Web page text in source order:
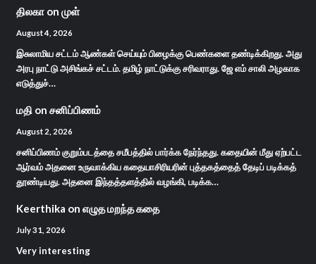
திலகா on முள்
August 4, 2026
இசுலாமிய சட்டம் ஆண்கள் செய்யும் பிழைக்கு பெண்களை தண்டிக்கிறது. அது
அரபு நாட்டு அசிங்கச் சட்டம். தமிழ் நாட்டுக்கு சரிவராது. ஜே எம் சாலி அழகாக
எடுத்துச்…
மதி on சனிப்பிணம்
August 2, 2026
சனிப்பிணம் குறும்படத்தை சமீபத்தில் பார்க்க நேர்ந்தது. கதையின் மீது ஏற்பட்ட
ஆர்வம் அதனை உருவாக்கிய கதையாசிரியரின் புத்தகத்தைத் தேடிப் படிக்கத்
தூண்டியது. அதனை இந்தத்தளத்தில் வழங்கி, படிக்க…
Keerthika on எழுத மறந்த கதை
July 31, 2026
Very interesting